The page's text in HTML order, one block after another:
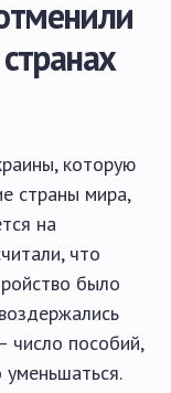
которую
страны мира,
на
что
было
число пособий,